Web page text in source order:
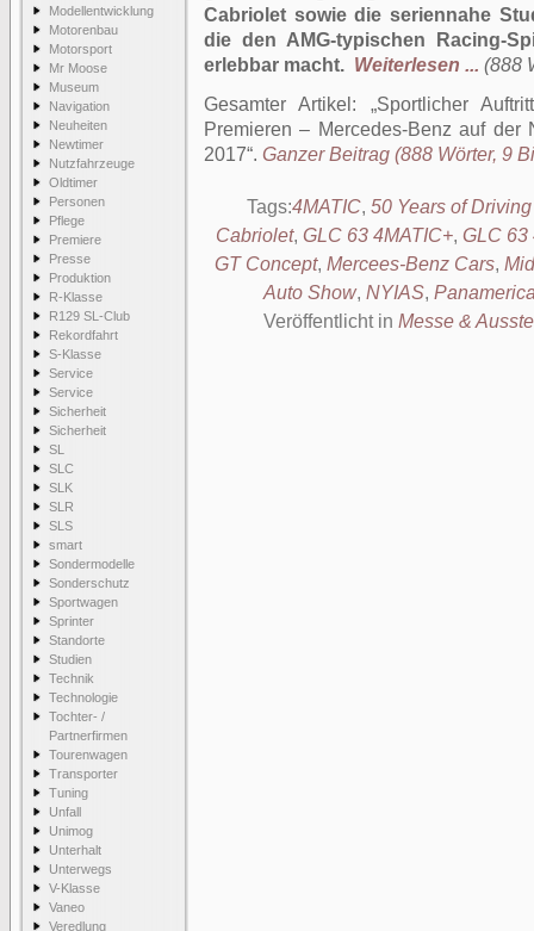
Modellentwicklung
Motorenbau
Motorsport
Mr Moose
Museum
Navigation
Neuheiten
Newtimer
Nutzfahrzeuge
Oldtimer
Personen
Pflege
Premiere
Presse
Produktion
R-Klasse
R129 SL-Club
Rekordfahrt
S-Klasse
Service
Service
Sicherheit
Sicherheit
SL
SLC
SLK
SLR
SLS
smart
Sondermodelle
Sonderschutz
Sportwagen
Sprinter
Standorte
Studien
Technik
Technologie
Tochter- /
Partnerfirmen
Tourenwagen
Transporter
Tuning
Unfall
Unimog
Unterhalt
Unterwegs
V-Klasse
Vaneo
Veredlung
Cabriolet sowie die seriennahe
die den AMG-typischen Racing-
erlebbar macht. Weiterlesen ... (888
Gesamter Artikel:
Sportlicher
Premieren – Mercedes-Benz auf der
2017 . Ganzer Beitrag (888 Wörter, 9
Tags:4MATIC, 50 Years of
Cabriolet, GLC 63 4MATIC+, GLC 63
GT Concept, Mercees-Benz Cars,
Auto Show, NYIAS,
Veröffentlicht in Messe &